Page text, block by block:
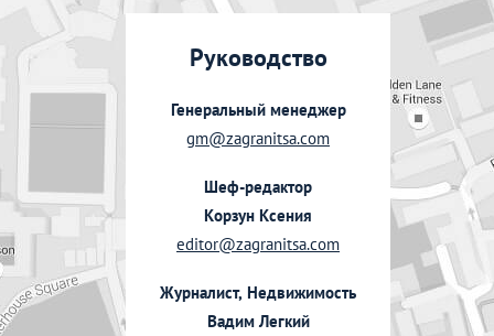
Руководство
Генеральный менеджер
gm@zagranitsa.com
Шеф-редактор
Корзун Ксения
editor@zagranitsa.com
Журналист, Недвижимость
Вадим Легкий